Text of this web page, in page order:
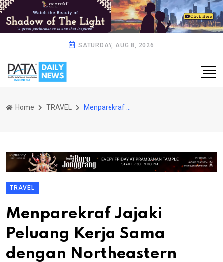
SATURDAY, AUG 8, 2026
Home TRAVEL Menparekraf Jajaki Peluang Kerja Sama dengan Northeastern University Boston
TRAVEL
Menparekraf Jajaki
Peluang Kerja Sama
dengan Northeastern